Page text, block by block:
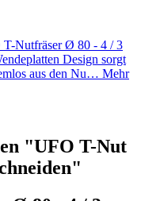
Nutfräser Ø 80 - 4 / 3
Design sorgt
aus den Nu… Mehr
"UFO T-Nut